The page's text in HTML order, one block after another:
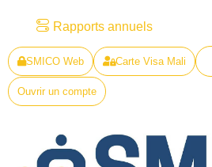
content
Rapports annuels
SMICO Web Carte Visa Mali
Ouvrir un compte